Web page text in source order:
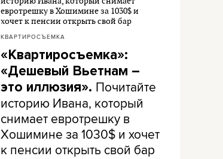
КВАРТИРОСЪЕМКА
«Квартиросъемка»:
«Дешевый Вьетнам –
это иллюзия». Почитайте
историю Ивана, который
снимает евротрешку в
Хошимине за 1030$ и хочет
к пенсии открыть свой бар